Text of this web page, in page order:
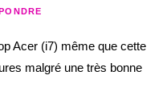
Acer (i7) même que cette
malgré une très bonne